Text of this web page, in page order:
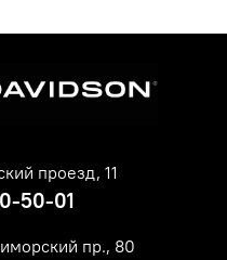
проезд, 11
50-01
пр., 80